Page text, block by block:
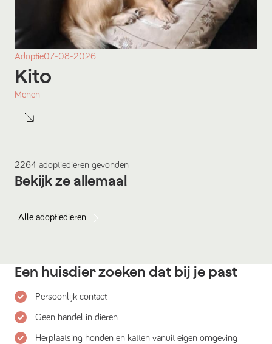
Adoptie07-08-2026
Kito
Menen
2264 adoptiedieren gevonden
Bekijk ze allemaal
Alle adoptiedieren
Een huisdier zoeken dat bij je past
Persoonlijk contact
Geen handel in dieren
Herplaatsing honden en katten vanuit eigen omgeving